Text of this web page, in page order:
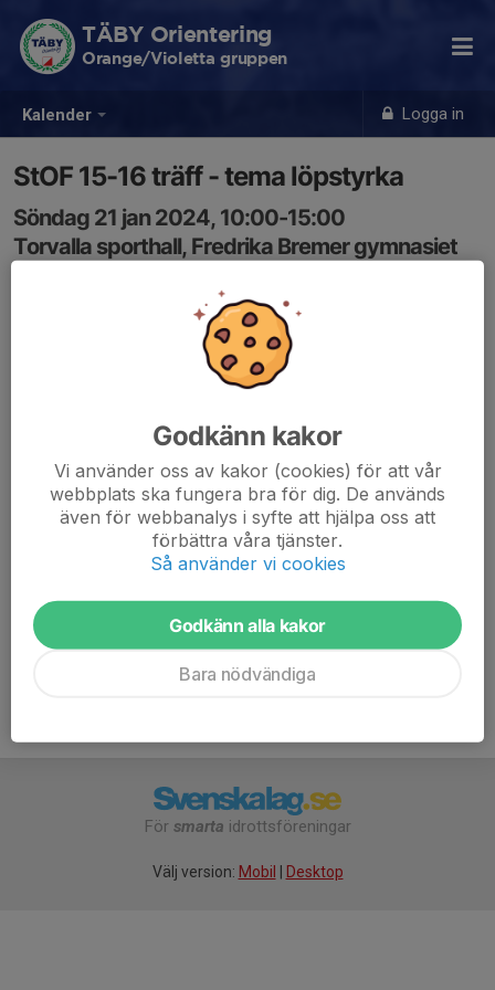
Kalender Logga in
TÄBY Orientering
Orange/Violetta gruppen
StOF 15-16 träff - tema löpstyrka
Söndag 21 jan 2024, 10:00-15:00
Torvalla sporthall, Fredrika Bremer gymnasiet
Ungdomarna får stifta bekantskap med olika former av
praktiska pass med teoretisk grund för att förbättra sin
Anmälan senast 14 januari i IOL Utbildningsmodul se
educationwebregistration.idrottonline.se/home/index/1
inbjudan - 15-16.pdf
För smarta idrottsföreningar
Välj version: Mobil Desktop
Godkänn kakor
Vi använder oss av kakor (cookies) för att vår
webbplats ska fungera bra för dig. De används
även för webbanalys i syfte att hjälpa oss att
förbättra våra tjänster.
Så använder vi cookies
Godkänn alla kakor
Bara nödvändiga